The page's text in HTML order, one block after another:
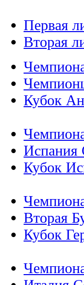
Первая
Вторая
Кубок
Испания
Кубок
Вторая
Кубок